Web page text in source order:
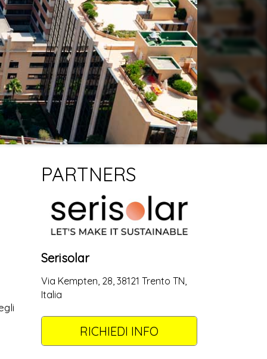
PARTNERS
Serisolar
Via Kempten, 28, 38121 Trento TN,
Italia
RICHIEDI INFO